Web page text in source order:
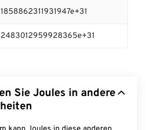
Sie Joules in andere